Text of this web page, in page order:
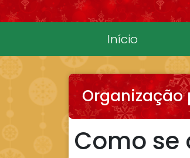
Início
Organização
Como se